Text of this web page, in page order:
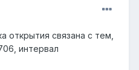
открытия связана с тем,
интервал